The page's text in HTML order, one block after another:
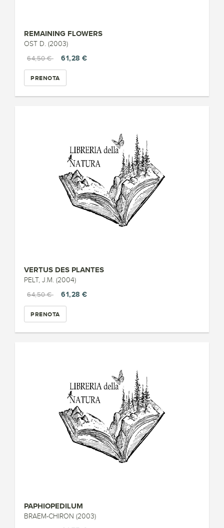
REMAINING FLOWERS
OST D. (2003)
64,50 €
61,28 €
PRENOTA
VERTUS DES PLANTES
PELT, J.M. (2004)
64,50 €
61,28 €
PRENOTA
PAPHIOPEDILUM
BRAEM-CHIRON (2003)